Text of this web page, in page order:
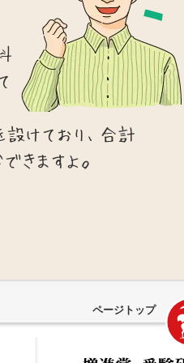
設けており、合計
きますよ。
ページトップ